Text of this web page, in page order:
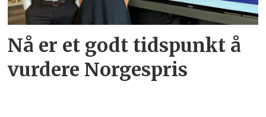
Nå er et godt tidspunkt å
vurdere Norgespris